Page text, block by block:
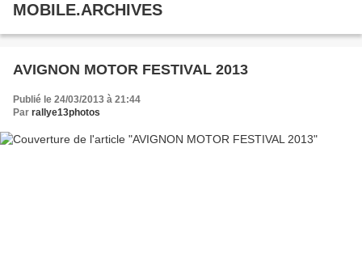
MOBILE.ARCHIVES
AVIGNON MOTOR FESTIVAL 2013
Publié le 24/03/2013 à 21:44
Par rallye13photos